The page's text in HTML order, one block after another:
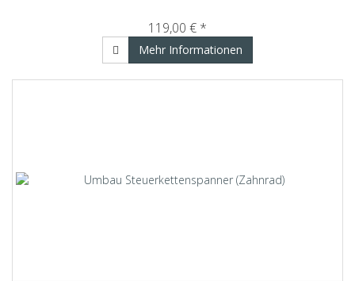
119,00 € *
Mehr Informationen